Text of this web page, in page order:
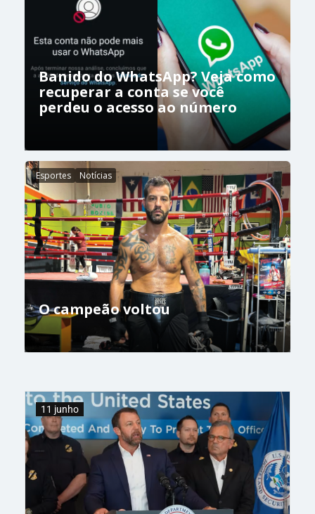
Banido do WhatsApp? Veja como
recuperar a conta se você
perdeu o acesso ao número
Esportes Notícias
O campeão voltou
11 junho